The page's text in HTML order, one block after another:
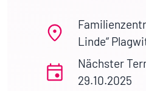
Linde“
Nächster
29.10.2025